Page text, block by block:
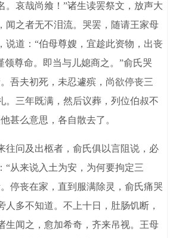
。哀哉尚飨！”诸生读罢祭文，放声大
闻之者无不泪流。哭罢，随请王家母
说道：“伯母尊嫂，宜趁此资物，出丧
领尊命。即当与儿媳商之。”俞氏哭
吾夫初死，未忍遽殡，尚欲停丧三
。三年既满，然后议葬，列位伯叔不
甚么意思，各自散去了。
问及出柩者，俞氏俱以言阻说，必
“从来说入土为安，为何要拘定三
停丧在家，直到服满除灵，俞氏痛哭
人多不知道。不上十日，肚肠饥断，
生闻之，愈加希奇，齐来吊视。王母